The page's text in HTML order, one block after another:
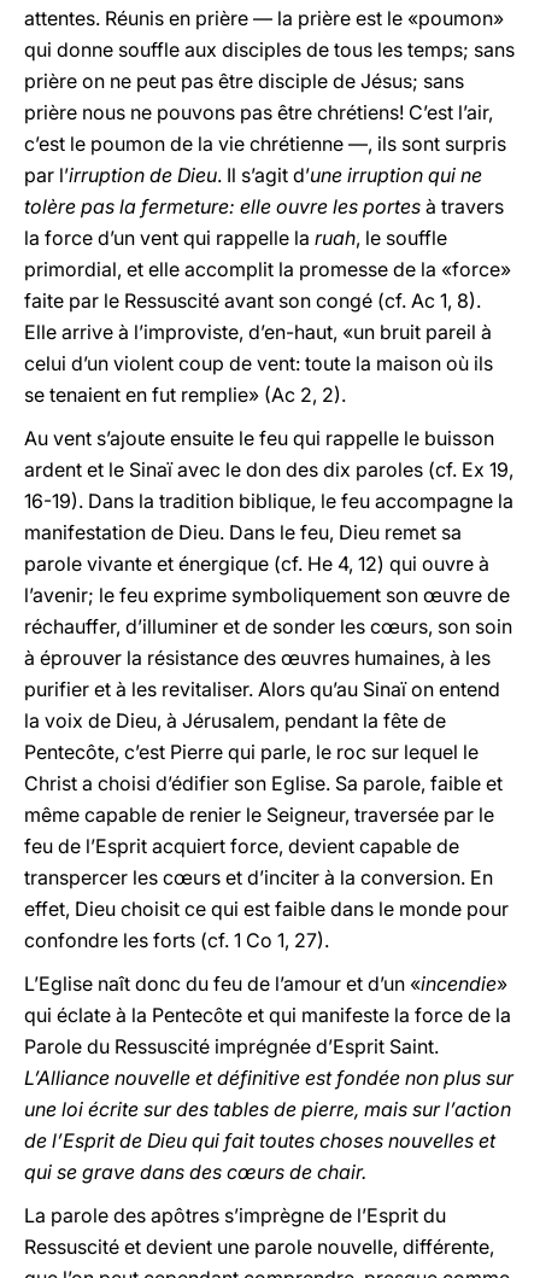
attentes. Réunis en prière — la prière est le «poumon»
qui donne souffle aux disciples de tous les temps; sans
prière on ne peut pas être disciple de Jésus; sans
prière nous ne pouvons pas être chrétiens! C’est l’air,
c’est le poumon de la vie chrétienne —, ils sont surpris
par l’irruption de Dieu. Il s’agit d’une irruption qui ne
tolère pas la fermeture: elle ouvre les portes à travers
la force d’un vent qui rappelle la ruah, le souffle
primordial, et elle accomplit la promesse de la «force»
faite par le Ressuscité avant son congé (cf. Ac 1, 8).
Elle arrive à l’improviste, d’en-haut, «un bruit pareil à
celui d’un violent coup de vent: toute la maison où ils
se tenaient en fut remplie» (Ac 2, 2).
Au vent s’ajoute ensuite le feu qui rappelle le buisson
ardent et le Sinaï avec le don des dix paroles (cf. Ex 19,
16-19). Dans la tradition biblique, le feu accompagne la
manifestation de Dieu. Dans le feu, Dieu remet sa
parole vivante et énergique (cf. He 4, 12) qui ouvre à
l’avenir; le feu exprime symboliquement son œuvre de
réchauffer, d’illuminer et de sonder les cœurs, son soin
à éprouver la résistance des œuvres humaines, à les
purifier et à les revitaliser. Alors qu’au Sinaï on entend
la voix de Dieu, à Jérusalem, pendant la fête de
Pentecôte, c’est Pierre qui parle, le roc sur lequel le
Christ a choisi d’édifier son Eglise. Sa parole, faible et
même capable de renier le Seigneur, traversée par le
feu de l’Esprit acquiert force, devient capable de
transpercer les cœurs et d’inciter à la conversion. En
effet, Dieu choisit ce qui est faible dans le monde pour
confondre les forts (cf. 1 Co 1, 27).
L’Eglise naît donc du feu de l’amour et d’un «incendie»
qui éclate à la Pentecôte et qui manifeste la force de la
Parole du Ressuscité imprégnée d’Esprit Saint.
L’Alliance nouvelle et définitive est fondée non plus sur
une loi écrite sur des tables de pierre, mais sur l’action
de l’Esprit de Dieu qui fait toutes choses nouvelles et
qui se grave dans des cœurs de chair.
La parole des apôtres s’imprègne de l’Esprit du
Ressuscité et devient une parole nouvelle, différente,